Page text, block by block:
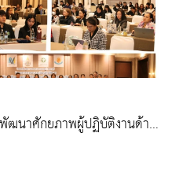
พัฒนาศักยภาพผู้ปฏิบัติงานด้าน